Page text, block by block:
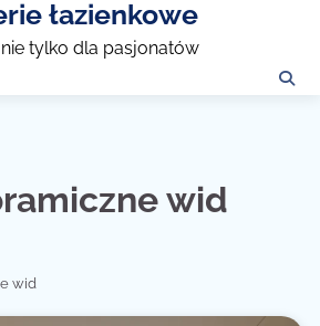
łazienkowe
tylko dla pasjonatów
wid
wid